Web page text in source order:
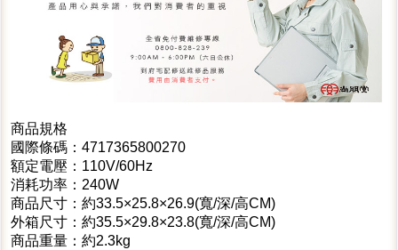
商品規格
國際條碼：4717365800270
額定電壓：110V/60Hz
消耗功率：240W
商品尺寸：約33.5×25.8×26.9(寬/深/高CM)
外箱尺寸：約35.5×29.8×23.8(寬/深/高CM)
商品重量：約2.3kg